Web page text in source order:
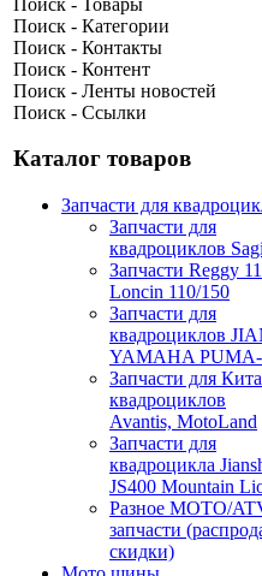
Поиск - Категории
Поиск - Контакты
Поиск - Контент
Поиск - Ленты новостей
Поиск - Ссылки
Каталог товаров
Запчасти для
Запчасти для
квадроциклов
Запчасти Reggy
Loncin 110/150
Запчасти для
квадроциклов
YAMAHA
Запчасти для
квадроциклов
Avantis, MotoLand
Запчасти для
квадроцикла
JS400 Mountain
Разное МОТО/
запчасти
скидки)